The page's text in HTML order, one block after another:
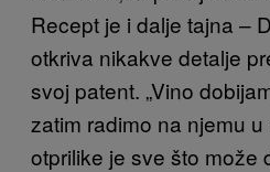
Recept je i dalje tajna –
otkriva nikakve detalje
svoj patent. „Vino
zatim radimo na njemu u
otprilike je sve što može